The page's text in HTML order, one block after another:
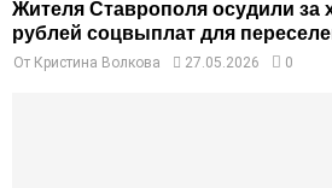
Жителя Ставрополя осудили за
рублей соцвыплат для
От Кристина Волкова 27.05.2026 0